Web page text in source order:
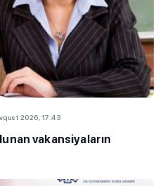
2026, 17:43
vakansiyaların